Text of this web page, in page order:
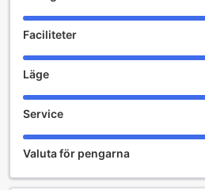
Runtom på boendet
Stanna inte inomhus hela tiden
nog ligger Crab 1st Avenue
Faciliteter
Läge
Service
Valuta för pengarna